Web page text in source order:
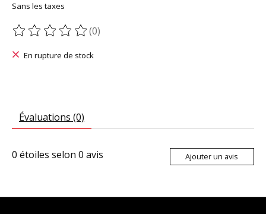
Sans les taxes
Ce produit est évalué à
(0)
En rupture de stock
Évaluations (0)
0 étoiles selon 0 avis Ajouter un avis